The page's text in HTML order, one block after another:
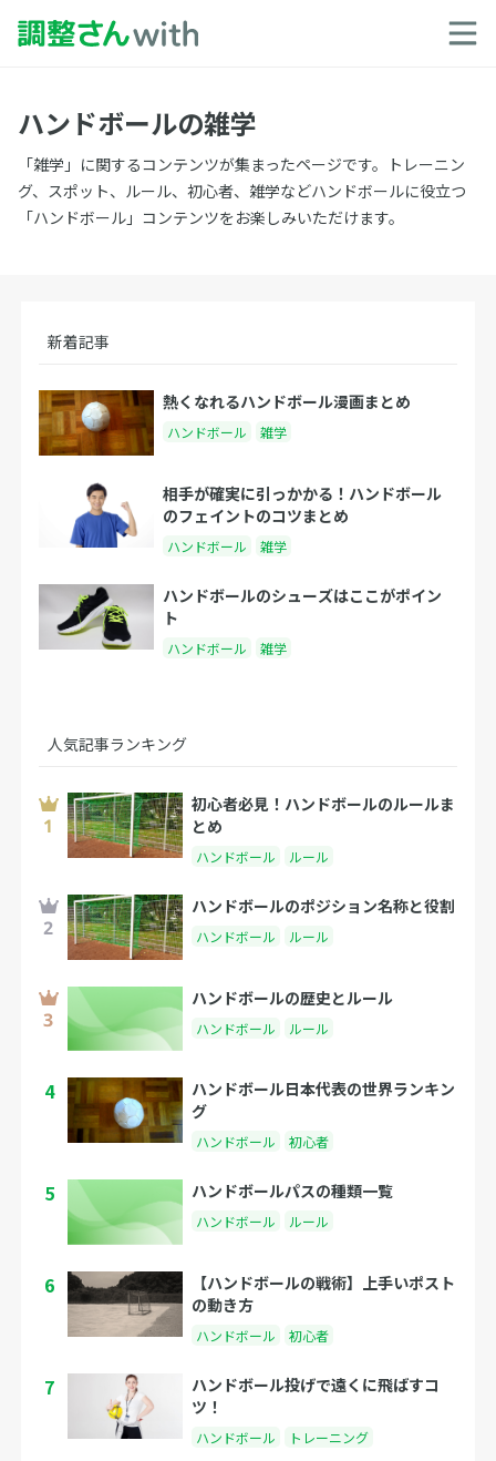
ハンドボールの雑学
「雑学」に関するコンテンツが集まったページです。トレーニン
グ、スポット、ルール、初心者、雑学などハンドボールに役立つ
「ハンドボール」コンテンツをお楽しみいただけます。
新着記事
熱くなれるハンドボール漫画まとめ
ハンドボール 雑学
相手が確実に引っかかる！ハンドボール
のフェイントのコツまとめ
ハンドボール 雑学
ハンドボールのシューズはここがポイン
ト
ハンドボール 雑学
人気記事ランキング
初心者必見！ハンドボールのルールま
とめ
ハンドボール ルール
ハンドボールのポジション名称と役割
ハンドボール ルール
ハンドボールの歴史とルール
ハンドボール ルール
4
ハンドボール日本代表の世界ランキン
グ
ハンドボール 初心者
5 ハンドボールパスの種類一覧
ハンドボール ルール
6
【ハンドボールの戦術】上手いポスト
の動き方
ハンドボール 初心者
7
ハンドボール投げで遠くに飛ばすコ
ツ！
ハンドボール トレーニング